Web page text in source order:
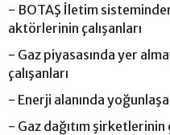
- BOTAŞ İletim
aktörlerinin çalışanları
- Gaz piyasasında yer
çalışanları
- Enerji alanında
- Gaz dağıtım şirketlerinin